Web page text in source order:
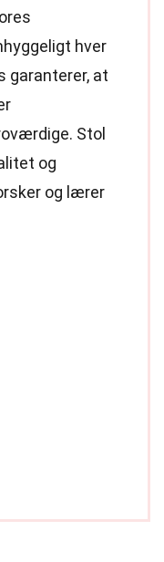
hver
garanterer, at
Stol
og
og lærer